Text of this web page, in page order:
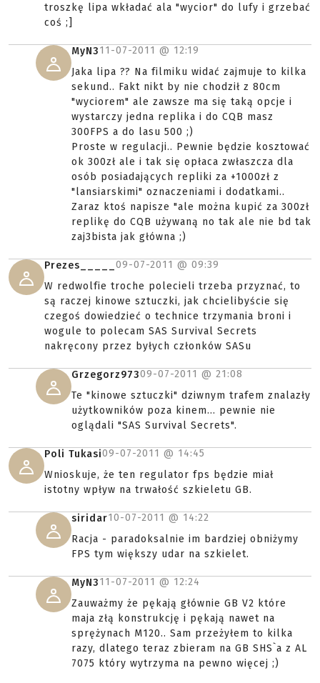
troszkę lipa wkładać ala "wycior" do lufy i grzebać
coś ;]
MyN311-07-2011 @ 12:19
Jaka lipa ?? Na filmiku widać zajmuje to kilka
sekund.. Fakt nikt by nie chodził z 80cm
"wyciorem" ale zawsze ma się taką opcje i
wystarczy jedna replika i do CQB masz
300FPS a do lasu 500 ;)
Proste w regulacji.. Pewnie będzie kosztować
ok 300zł ale i tak się opłaca zwłaszcza dla
osób posiadających repliki za +1000zł z
"lansiarskimi" oznaczeniami i dodatkami..
Zaraz ktoś napisze "ale można kupić za 300zł
replikę do CQB używaną no tak ale nie bd tak
zaj3bista jak główna ;)
Prezes_____ 09-07-2011 @ 09:39
W redwolfie troche polecieli trzeba przyznać, to
są raczej kinowe sztuczki, jak chcielibyście się
czegoś dowiedzieć o technice trzymania broni i
wogule to polecam SAS Survival Secrets
nakręcony przez byłych członków SASu
Grzegorz97309-07-2011 @ 21:08
Te "kinowe sztuczki" dziwnym trafem znalazły
użytkowników poza kinem... pewnie nie
oglądali "SAS Survival Secrets".
Poli Tukasi09-07-2011 @ 14:45
Wnioskuje, że ten regulator fps będzie miał
istotny wpływ na trwałość szkieletu GB.
siridar10-07-2011 @ 14:22
Racja - paradoksalnie im bardziej obniżymy
FPS tym większy udar na szkielet.
MyN311-07-2011 @ 12:24
Zauważmy że pękają głównie GB V2 które
maja złą konstrukcję i pękają nawet na
sprężynach M120.. Sam przeżyłem to kilka
razy, dlatego teraz zbieram na GB SHS`a z AL
7075 który wytrzyma na pewno więcej ;)